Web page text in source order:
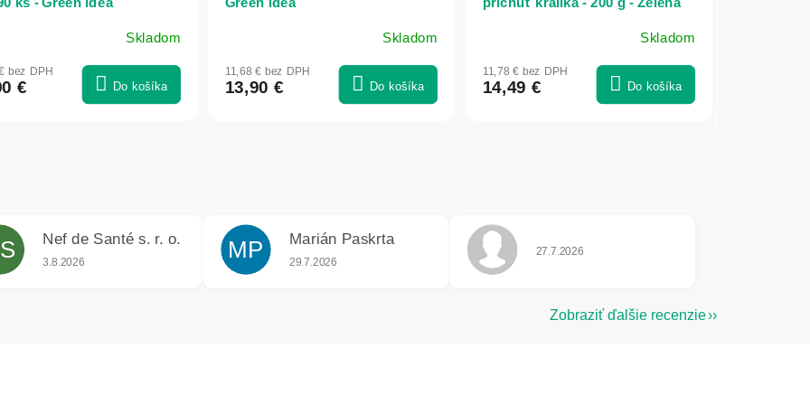
Skladom
bez DPH
€ Do košíka
Skladom
11,68 € bez DPH
13,90 € Do košíka
Skladom
11,78 € bez DPH
14,49 € Do košíka
Nef de Santé s. r. o.
Hodnotenie obchodu je 5 z 5 hviezdičiek.
3.8.2026 MP Marián Paskrta
Hodnotenie obchodu je 5 z 5 hviezdičiek.
29.7.2026
Hodnotenie obchodu je 5 z 5 hviezdičiek.
27.7.2026
Zobraziť ďalšie recenzie